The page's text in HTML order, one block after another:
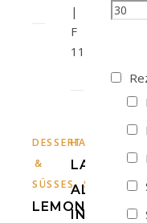
|
F
11g
DESSERT
&
SÜSSES
,SNACKS
LEMON-
ALL-
IN